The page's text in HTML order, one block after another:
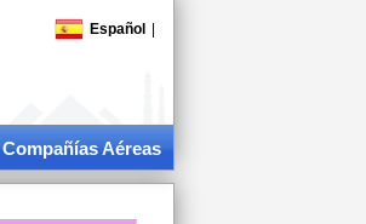
Español
Compañías Aéreas